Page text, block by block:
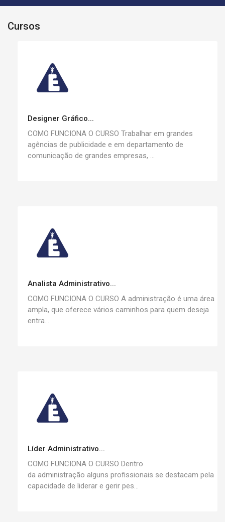
Cursos
Designer Gráfico...
COMO FUNCIONA O CURSO Trabalhar em grandes
agências de publicidade e em departamento de
comunicação de grandes empresas, ...
Analista Administrativo...
COMO FUNCIONA O CURSO A administração é uma área
ampla, que oferece vários caminhos para quem deseja
entra...
Líder Administrativo...
COMO FUNCIONA O CURSO Dentro
da administração alguns profissionais se destacam pela
capacidade de liderar e gerir pes...